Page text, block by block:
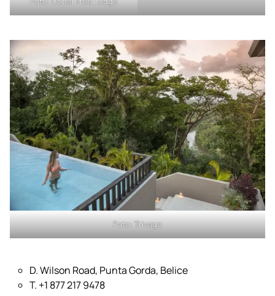
Copal Tree Lodge
Foto:Copal Tree Lodge